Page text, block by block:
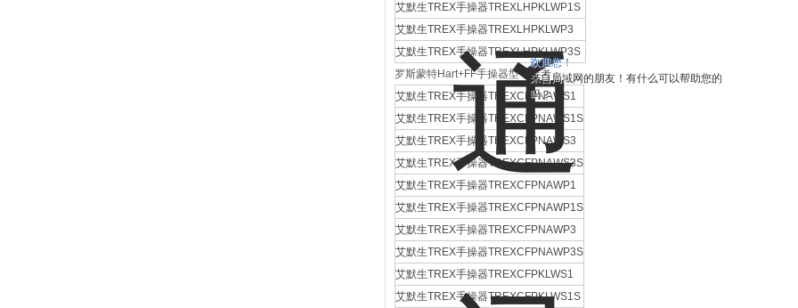
欢迎您！
来自局域网的朋友！有什么可以帮助您的
吗？
艾默生TREX手操器TREXLHPKLWP1S
艾默生TREX手操器TREXLHPKLWP3
艾默生TREX手操器TREXLHPKLWP3S
罗斯蒙特Hart+FF手操器型号参考：
艾默生TREX手操器TREXCFPNAWS1
艾默生TREX手操器TREXCFPNAWS1S
艾默生TREX手操器TREXCFPNAWS3
艾默生TREX手操器TREXCFPNAWS3S
艾默生TREX手操器TREXCFPNAWP1
艾默生TREX手操器TREXCFPNAWP1S
艾默生TREX手操器TREXCFPNAWP3
艾默生TREX手操器TREXCFPNAWP3S
艾默生TREX手操器TREXCFPKLWS1
艾默生TREX手操器TREXCFPKLWS1S